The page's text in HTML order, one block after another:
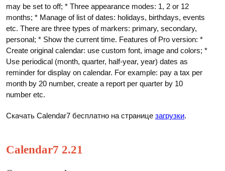
may be set to off; * Three appearance modes: 1, 2 or 12
months; * Manage of list of dates: holidays, birthdays, events
etc. There are three types of markers: primary, secondary,
personal; * Show the current time. Features of Pro version: *
Create original calendar: use custom font, image and colors; *
Use periodical (month, quarter, half-year, year) dates as
reminder for display on calendar. For example: pay a tax per
month by 20 number, create a report per quarter by 10
number etc.
Скачать Calendar7 бесплатно на странице загрузки.
Calendar7 2.21